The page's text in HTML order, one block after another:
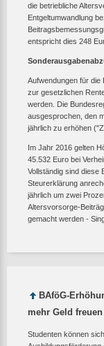
die betriebliche
Entgeltumwandlung
entspricht dies 248
Aufwendungen für die
zur gesetzlichen
werden. Die
ausgesprochen, den
jährlich zu erhöhen
Im Jahr 2016 gelten
45.532 Euro bei
Vollständig sind diese
Steurerklärung
jährlich um zwei
Altersvorsorge-
gemacht werden -
BAföG-
mehr Geld freuen
Studenten können